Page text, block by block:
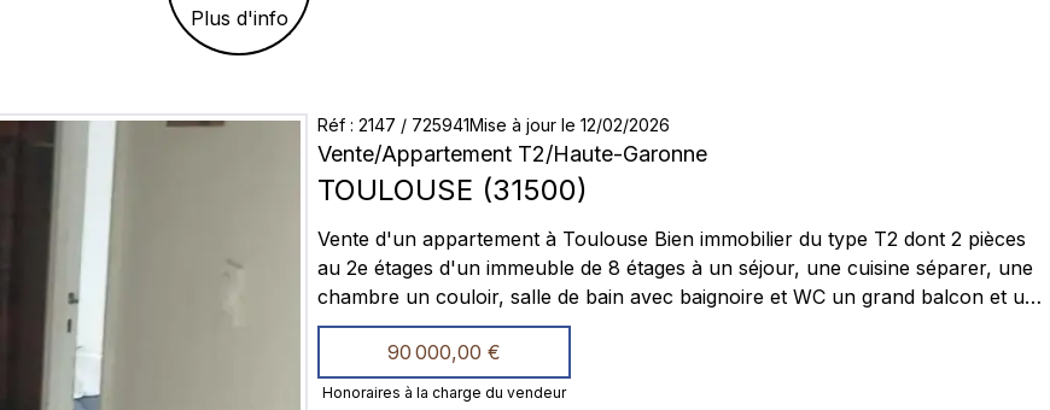
Plus d'info
Réf: 2147 / 725941Mise à jour le 12/02/2026
Vente/Appartement T2/Haute-Garonne
TOULOUSE (31500)
Vente d'un appartement à Toulouse Bien immobilier du type T2 dont 2 pièces
au 2e étages d'un immeuble de 8 étages à un séjour, une cuisine séparer, une
chambre un couloir, salle de bain avec baignoire et WC un grand balcon et une
cave au sous-sol le tous avec une belle vue verte et très calme Très bien
desservie pour des transport en commun des écoles des petits commerces,
terrains pour des sports
90 000,00 €
Honoraires à la charge du vendeur